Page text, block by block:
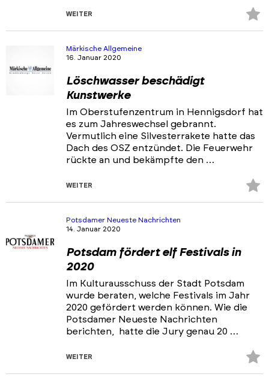
WEITER
Märkische Allgemeine
16. Januar 2020
Löschwasser beschädigt
Kunstwerke
Im Oberstufenzentrum in Hennigsdorf hat
es zum Jahreswechsel gebrannt.
Vermutlich eine Silvesterrakete hatte das
Dach des OSZ entzündet. Die Feuerwehr
rückte an und bekämpfte den …
WEITER
Potsdamer Neueste Nachrichten
14. Januar 2020
Potsdam fördert elf Festivals in
2020
Im Kulturausschuss der Stadt Potsdam
wurde beraten, welche Festivals im Jahr
2020 gefördert werden können. Wie die
Potsdamer Neueste Nachrichten
berichten, hatte die Jury genau 20 …
WEITER